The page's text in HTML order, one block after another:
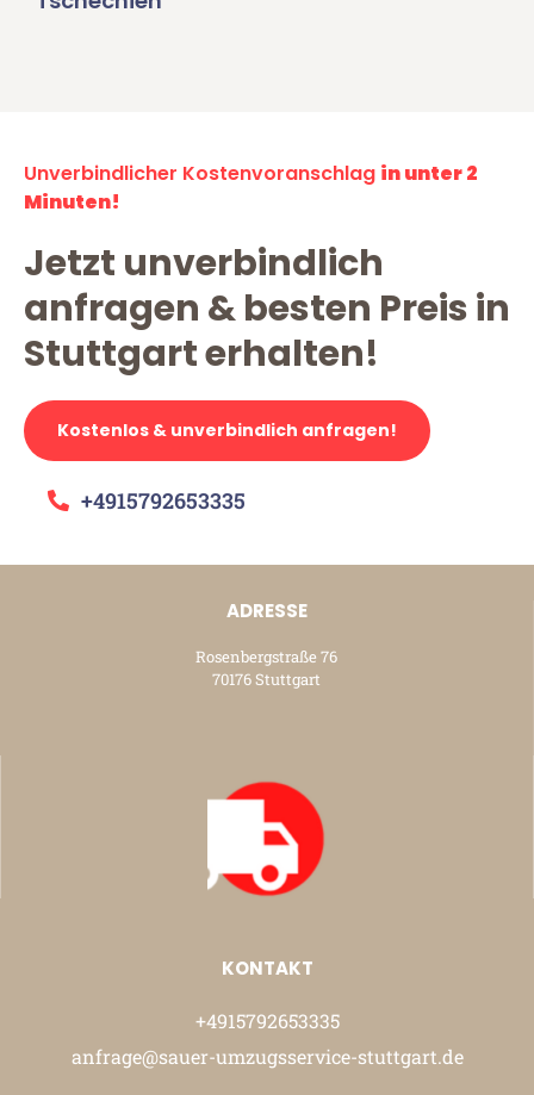
Unverbindlicher Kostenvoranschlag in unter 2
Minuten!
Jetzt unverbindlich
anfragen & besten Preis in
Stuttgart erhalten!
Kostenlos & unverbindlich anfragen!
+4915792653335
ADRESSE
Rosenbergstraße 76
70176 Stuttgart
KONTAKT
+4915792653335
anfrage@sauer-umzugsservice-stuttgart.de